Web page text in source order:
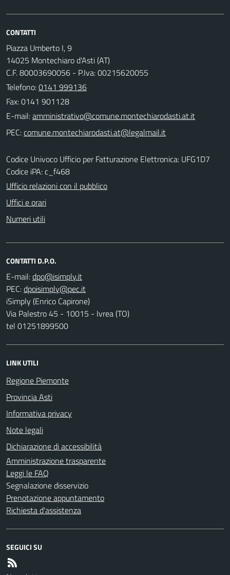
CONTATTI
Piazza Umberto I, 9
14025 Montechiaro d'Asti (AT)
C.F. 80003690056 - P.Iva: 00215620055
Telefono:0141 999136
Fax: 0141 901128
E-mail:
PEC:
Codice Univoco Ufficio per Fatturazione Elettronica: UFG1D7
Codice iPA: c_f468
Ufficio relazioni con il pubblico
Uffici e orari
Numeri utili
CONTATTI D.P.O.
E-mail:
PEC:
iSimply (Enrico Capirone)
Via Palestro 45 - 10015 - Ivrea (TO)
tel 01251899500
LINK UTILI
Regione Piemonte
Provincia Asti
Informativa privacy
Note legali
Dichiarazione di accessibilità
Amministrazione trasparente
Leggi le FAQ
Segnalazione disservizio
Prenotazione appuntamento
Richiesta d'assistenza
SEGUICI SU